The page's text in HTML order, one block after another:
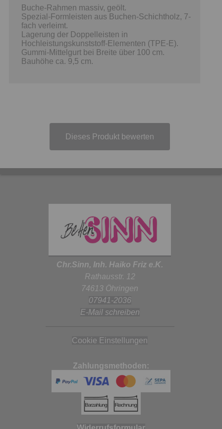
Buche-Rahmen massiv, geölt.
Spezial-Formleisten aus Buchen-Schichtholz, 7-
fach verleimt.
Lagerung der Doppelleisten in
Hochleistungskunststoff-Elementen (TPE-E).
Gummi-Mittelgurt bei Breite über 100 cm.
Bauhöhe ca. 9,5 cm.
Dieses Produkt bewerten
Chr.Sinn, Inh. Haiko Friz e.K.
Rathausstr. 12
74613 Öhringen
07941-2036
E-Mail schreiben
Cookie Einstellungen
Zahlungsmethoden: